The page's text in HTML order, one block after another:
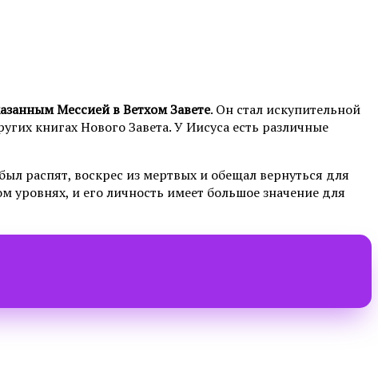
Мессией в Ветхом Завете. Он стал искупительной
книгах Нового Завета. У Иисуса есть различные
распят, воскрес из мертвых и обещал вернуться для
и его личность имеет большое значение для